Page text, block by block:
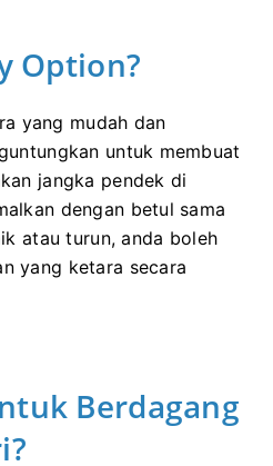
Option?
yang mudah dan
untuk membuat
jangka pendek di
dengan betul sama
atau turun, anda boleh
yang ketara secara
Berdagang